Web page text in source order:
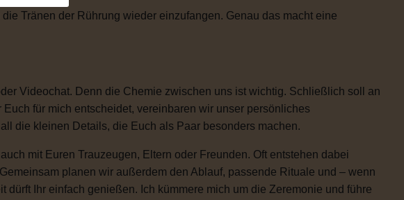
Tränen der Rührung wieder einzufangen. Genau das macht eine
Videochat. Denn die Chemie zwischen uns ist wichtig. Schließlich soll an
für mich entscheidet, vereinbaren wir unser persönliches
die kleinen Details, die Euch als Paar besonders machen.
mit Euren Trauzeugen, Eltern oder Freunden. Oft entstehen dabei
planen wir außerdem den Ablauf, passende Rituale und – wenn
dürft Ihr einfach genießen. Ich kümmere mich um die Zeremonie und führe